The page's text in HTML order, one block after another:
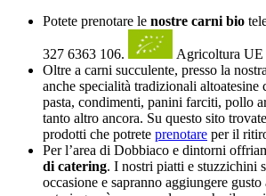
Potete prenotare le nostre carni bio
327 6363 106.
Agricoltura
Oltre a carni succulente, presso la
anche specialità tradizionali altoatesine
pasta, condimenti, panini farciti, pollo
tanto altro ancora. Su questo sito
prodotti che potrete prenotare per il
Per l’area di Dobbiaco e dintorni
di catering. I nostri piatti e stuzzichini
occasione e sapranno aggiungere